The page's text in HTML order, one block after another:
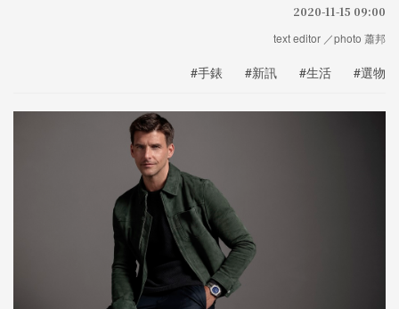
2020-11-15 09:00
text editor ／photo 蕭邦
#手錶 #新訊 #生活 #選物